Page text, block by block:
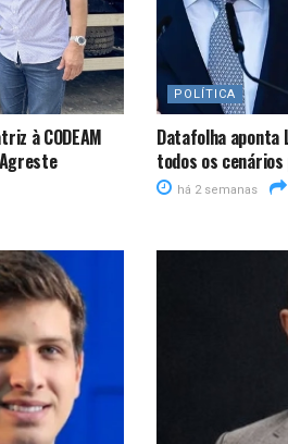
à CODEAM
POLÍTICA
Datafolha aponta
todos os
há 2 semanas